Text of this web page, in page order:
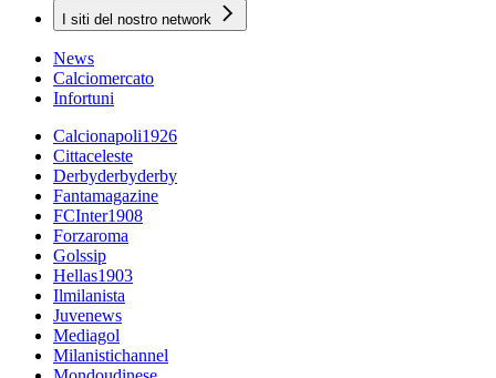
I siti del nostro network
News
Calciomercato
Infortuni
Calcionapoli1926
Cittaceleste
Derbyderbyderby
Fantamagazine
FCInter1908
Forzaroma
Golssip
Hellas1903
Ilmilanista
Juvenews
Mediagol
Milanistichannel